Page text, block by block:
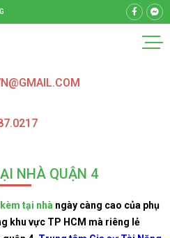
NHÀ QUẬN 4
tại nhà ngày càng cao của phụ
khu vực TP HCM mà riêng lẻ